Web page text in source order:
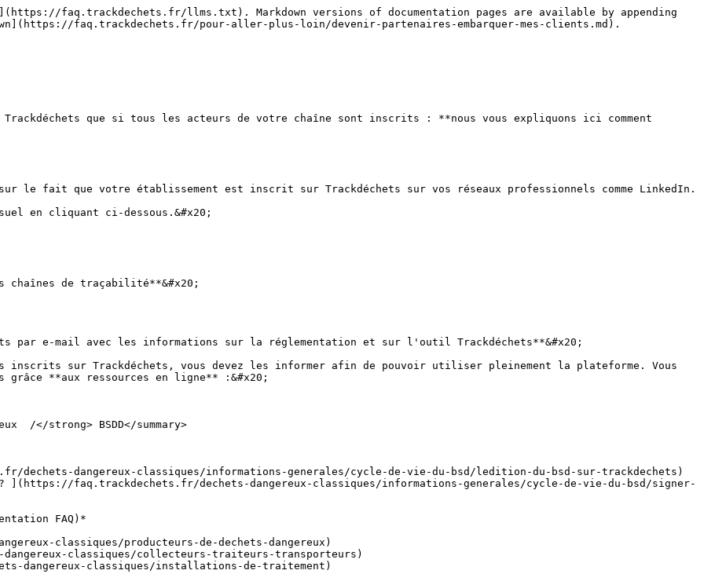
faq.trackdechets.fr/llms.txt). Markdown versions of documentation pages are available by appending
faq.trackdechets.fr/pour-aller-plus-loin/devenir-partenaires-embarquer-mes-clients.md).
Trackdéchets que si tous les acteurs de votre chaîne sont inscrits : **nous vous expliquons ici comment
le fait que votre établissement est inscrit sur Trackdéchets sur vos réseaux professionnels comme LinkedIn.
en cliquant ci-dessous.&#x20;
chaînes de traçabilité**&#x20;
par e-mail avec les informations sur la réglementation et sur l'outil Trackdéchets**&#x20;
sur Trackdéchets, vous devez les informer afin de pouvoir utiliser pleinement la plateforme. Vous
grâce **aux ressources en ligne** :&#x20;
/</strong> BSDD</summary>
dechets-dangereux-classiques/informations-generales/cycle-de-vie-du-bsd/ledition-du-bsd-sur-trackdechets)
? ](https://faq.trackdechets.fr/dechets-dangereux-classiques/informations-generales/cycle-de-vie-du-bsd/signer-
FAQ)*
classiques/producteurs-de-dechets-dangereux)
classiques/collecteurs-traiteurs-transporteurs)
dangereux-classiques/installations-de-traitement)